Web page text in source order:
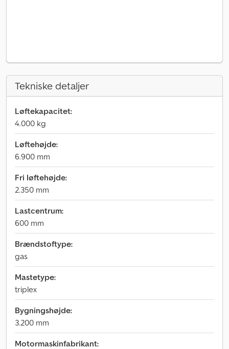
Tekniske detaljer
Løftekapacitet:
4.000 kg
Løftehøjde:
6.900 mm
Fri løftehøjde:
2.350 mm
Lastcentrum:
600 mm
Brændstoftype:
gas
Mastetype:
triplex
Bygningshøjde:
3.200 mm
Motormaskinfabrikant: